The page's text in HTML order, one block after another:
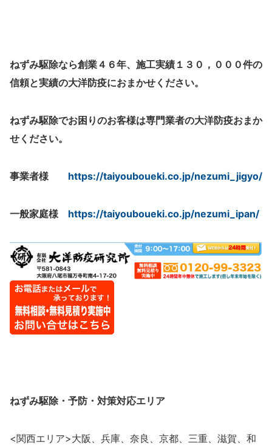
ねずみ駆除なら創業４６年、施工実績１３０，０００件の
信頼と実績の大洋防疫におまかせください。
ねずみ駆除でお困りのお客様は専門業者の大洋防疫おまか
せください。
事業者様 https://taiyouboueki.co.jp/nezumi_jigyo/
一般家庭様 https://taiyouboueki.co.jp/nezumi_ipan/
ねずみ駆除・予防・対策対応エリア
<関西エリア>大阪、兵庫、奈良、京都、三重、滋賀、和